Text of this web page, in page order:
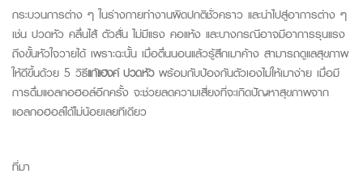
กระบวนการต่าง ๆ ในร่างกายทำงานผิดปกติชั่วคราว และนำไปสู่อาการต่าง ๆ
เช่น ปวดหัว คลื่นไส้ ตัวสั่น ไม่มีแรง คอแห้ง และบางกรณีอาจมีอาการรุนแรง
ถึงขั้นหัวใจวายได้ เพราะฉะนั้น เมื่อตื่นนอนแล้วรู้สึกเมาค้าง สามารถดูแลสุขภาพ
ให้ดีขึ้นด้วย 5 วิธีแก้แฮงค์ปวดหัวพร้อมกับป้องกันตัวเองไม่ให้เมาง่าย เมื่อมี
การดื่มแอลกอฮอล์อีกครั้ง จะช่วยลดความเสี่ยงที่จะเกิดปัญหาสุขภาพจาก
แอลกอฮอล์ได้ไม่น้อยเลยทีเดียว
ที่มา